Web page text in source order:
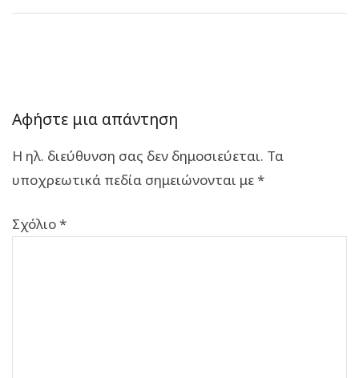
Αφήστε μια απάντηση
Η ηλ. διεύθυνση σας δεν δημοσιεύεται. Τα
υποχρεωτικά πεδία σημειώνονται με*
Σχόλιο*